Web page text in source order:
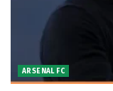
ARSENAL FC